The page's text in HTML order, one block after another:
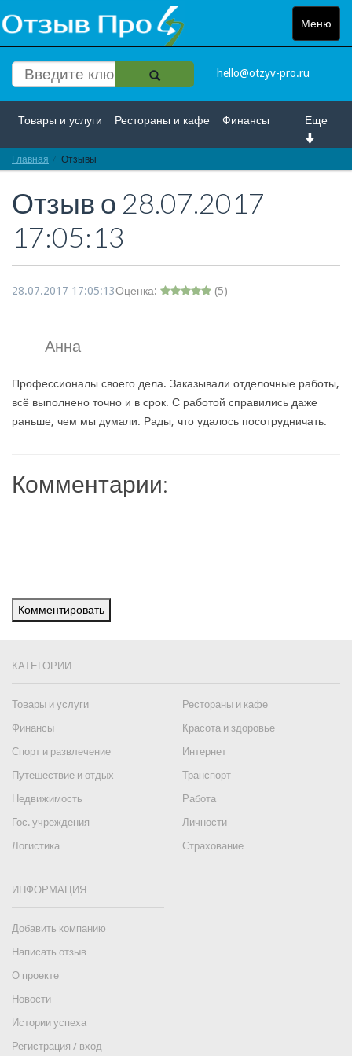
Меню
Toggle
hello@otzyv-pro.ru
Еще
Товары и услуги Рестораны и кафе Финансы
Красота и здоровье
Интернет Путешествие и отдых Транспорт
Недвижимость Работа
Главная Отзывы
Отзыв о 28.07.2017
17:05:13
28.07.2017 17:05:13Оценка: (5)
Анна
Профессионалы своего дела. Заказывали отделочные работы,
всё выполнено точно и в срок. С работой справились даже
раньше, чем мы думали. Рады, что удалось посотрудничать.
Комментарии:
Комментировать
КАТЕГОРИИ
Товары и услуги
Рестораны и кафе
Финансы
Красота и здоровье
Спорт и развлечение
Интернет
Путешествие и отдых
Транспорт
Недвижимость
Работа
Гос. учреждения
Личности
Логистика
Страхование
ИНФОРМАЦИЯ
Добавить компанию
Написать отзыв
О проекте
Новости
Истории успеха
Регистрация / вход